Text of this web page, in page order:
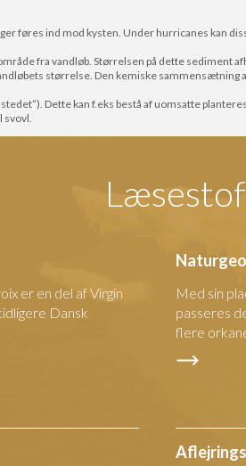
føres ind mod kysten. Under hurricanes kan
fra vandløb. Størrelsen på dette sediment
størrelse. Den kemiske
Dette kan f.eks bestå af uomsatte
Læsestof
er en del af Virgin
Dansk
Med sin
passeres
flere